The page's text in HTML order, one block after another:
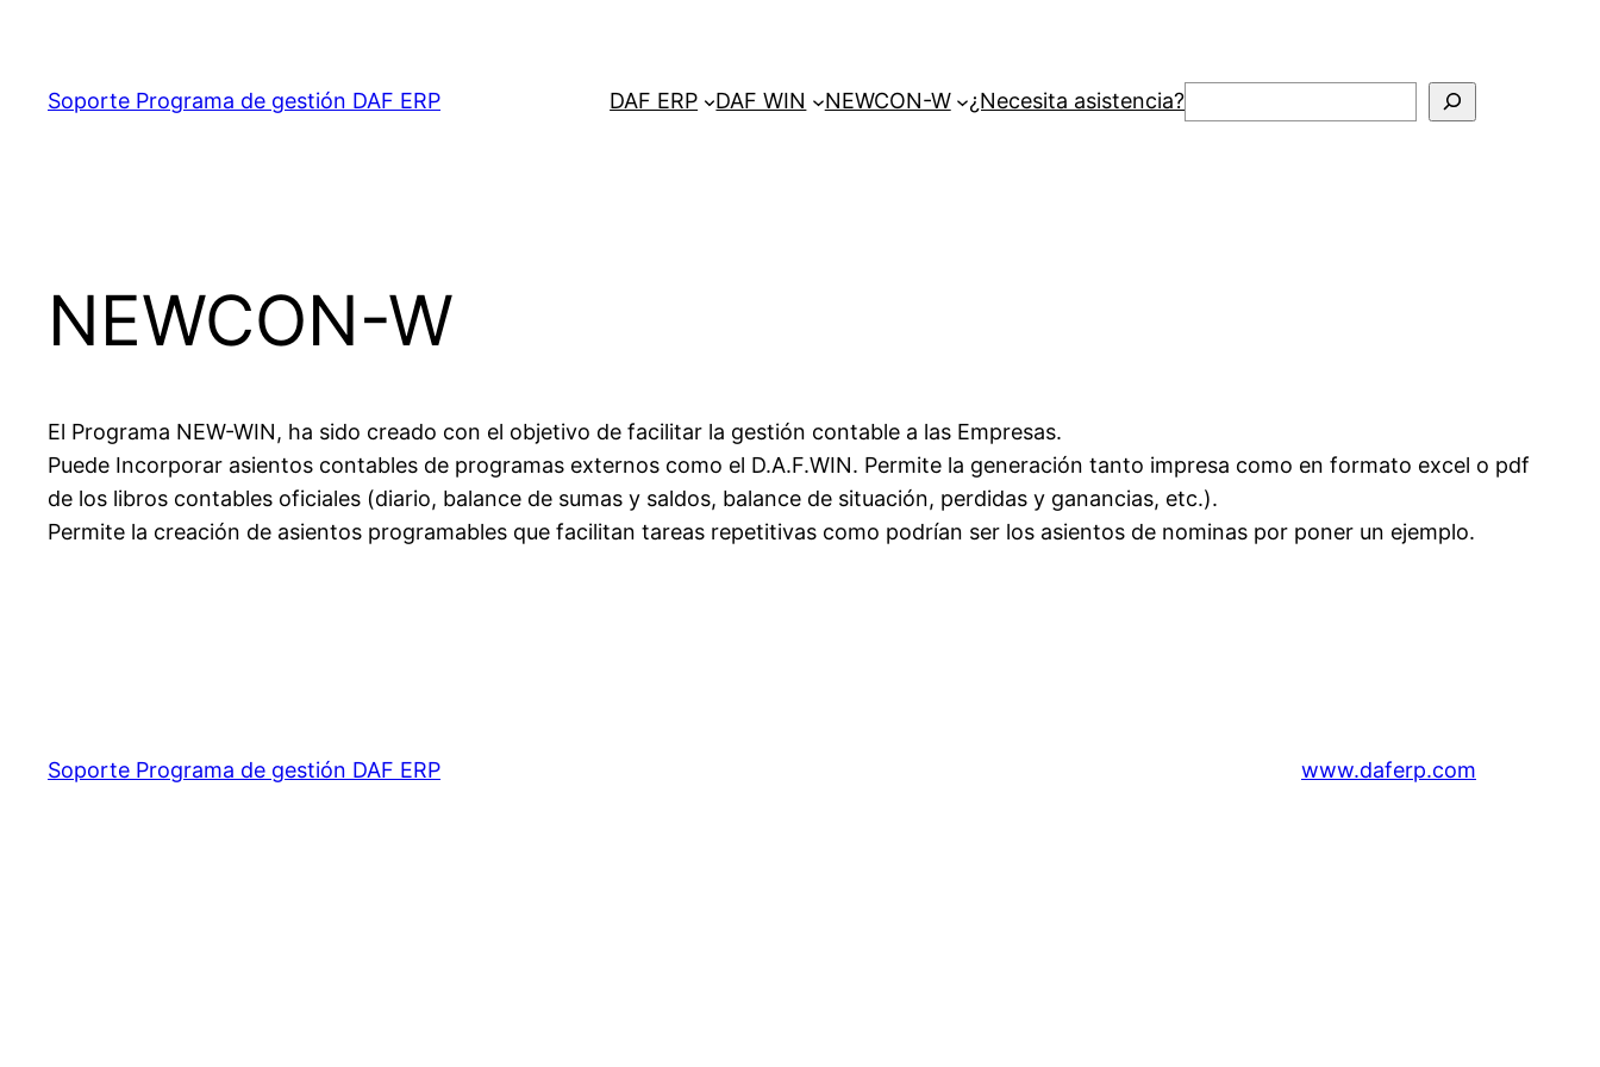
contenido
Soporte Programa de gestión DAF ERP DAF ERP DAF WIN NEWCON-W ¿Necesita asistencia?Buscar
NEWCON-W
El Programa NEW-WIN, ha sido creado con el objetivo de facilitar la gestión contable a las Empresas.
Puede Incorporar asientos contables de programas externos como el D.A.F.WIN. Permite la generación tanto impresa como en formato excel o pdf
de los libros contables oficiales (diario, balance de sumas y saldos, balance de situación, perdidas y ganancias, etc.).
Permite la creación de asientos programables que facilitan tareas repetitivas como podrían ser los asientos de nominas por poner un ejemplo.
Soporte Programa de gestión DAF ERP www.daferp.com